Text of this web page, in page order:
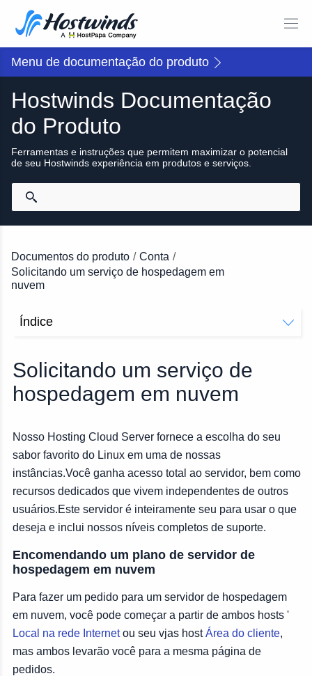
Menu de documentação do produto
Hostwinds Documentação
do Produto
Ferramentas e instruções que permitem maximizar o potencial
de seu Hostwinds experiência em produtos e serviços.
Documentos do produto / Conta /
Solicitando um serviço de hospedagem em
nuvem
Índice
Informação ao cliente
Gerenciado / não gerenciado
Sistema operacional
Endereços IP
Endereços IP Protegidos DDOS
Endereços IP da Classe C
Pacote
Licenças de software
Informação de pagamento
Solicitando um serviço de
hospedagem em nuvem
Nosso Hosting Cloud Server fornece a escolha do seu
sabor favorito do Linux em uma de nossas
instâncias.Você ganha acesso total ao servidor, bem como
recursos dedicados que vivem independentes de outros
usuários.Este servidor é inteiramente seu para usar o que
deseja e inclui nossos níveis completos de suporte.
Encomendando um plano de servidor de
hospedagem em nuvem
Para fazer um pedido para um servidor de hospedagem
em nuvem, você pode começar a partir de ambos hosts '
Local na rede Internetou seu vjas hostÁrea do cliente,
mas ambos levarão você para a mesma página de
pedidos.